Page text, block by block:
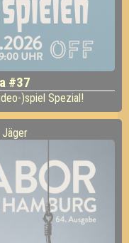
#37
)spiel Spezial!
Jäger